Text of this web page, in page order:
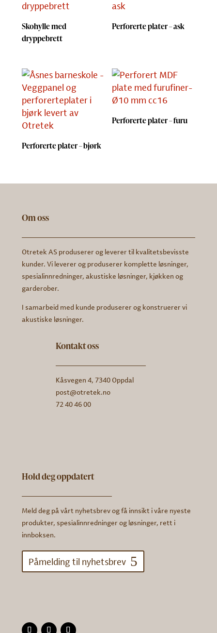
Skohylle med
dryppebrett
Perforerte plater – ask
Perforerte plater – bjørk
Perforerte plater – furu
Om oss
Otretek AS produserer og leverer til kvalitetsbevisste
kunder. Vi leverer og produserer komplette løsninger,
spesialinnredninger, akustiske løsninger, kjøkken og
garderober.
I samarbeid med kunde produserer og konstruerer vi
akustiske løsninger.
Kontakt oss
Kåsvegen 4, 7340 Oppdal
post@otretek.no
72 40 46 00
Hold deg oppdatert
Meld deg på vårt nyhetsbrev og få innsikt i våre nyeste
produkter, spesialinnredninger og løsninger, rett i
innboksen.
Påmelding til nyhetsbrev